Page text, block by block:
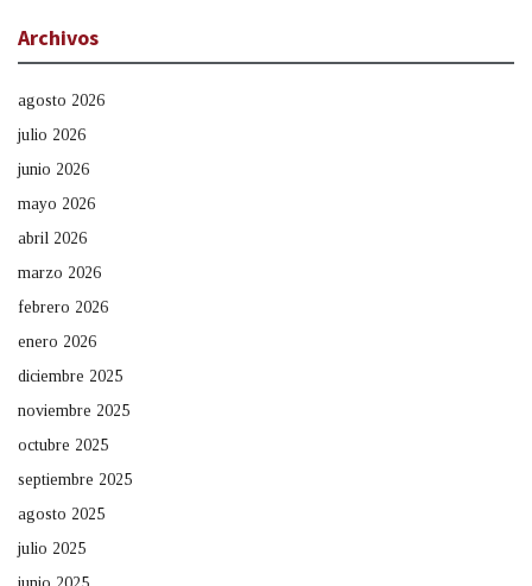
Archivos
agosto 2026
julio 2026
junio 2026
mayo 2026
abril 2026
marzo 2026
febrero 2026
enero 2026
diciembre 2025
noviembre 2025
octubre 2025
septiembre 2025
agosto 2025
julio 2025